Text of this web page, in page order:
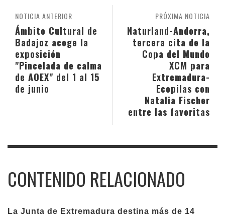
PRÓXIMA NOTICIA
Naturland-Andorra,
tercera cita de la
Copa del Mundo
XCM para
Extremadura-
Ecopilas con
Natalia Fischer
entre las favoritas
NOTICIA ANTERIOR
Ámbito Cultural de
Badajoz acoge la
exposición
"Pincelada de calma
de AOEX" del 1 al 15
de junio
CONTENIDO RELACIONADO
La Junta de Extremadura destina más de 14